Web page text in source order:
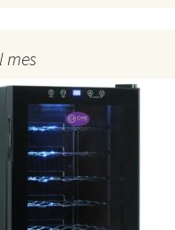
mes